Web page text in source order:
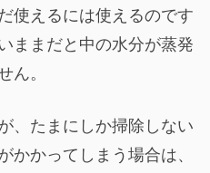
使えるには使えるのです
ままだと中の水分が蒸発
ん。
、たまにしか掃除しない
かかってしまう場合は、